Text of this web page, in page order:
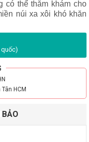
có thể thăm khám cho
núi xa xôi khó khăn
quốc)
HCM